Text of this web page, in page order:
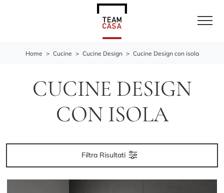
Home > Cucine > Cucine Design > Cucine Design con isola
CUCINE DESIGN
CON ISOLA
Filtra Risultati